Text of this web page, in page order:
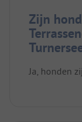
Zijn
Ja, honden